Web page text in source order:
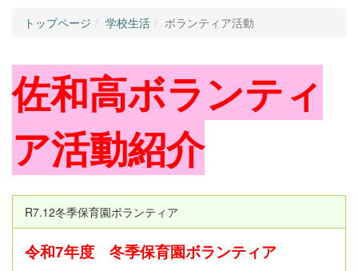
トップページ 学校生活 ボランティア活動
佐和高ボランティ
ア活動紹介
R7.12冬季保育園ボランティア
令和7年度 冬季保育園ボランティア